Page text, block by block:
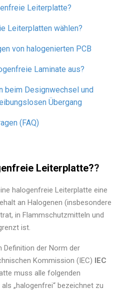
Leiterplatte?
Leiterplatten wählen?
von halogenierten PCB
Laminate aus?
beim Designwechsel und
Übergang
(FAQ)
Leiterplatte??
halogenfreie Leiterplatte eine
an Halogenen (insbesondere
in Flammschutzmitteln und
ist.
Definition der Norm der
Kommission (IEC) IEC
muss alle folgenden
„halogenfrei“ bezeichnet zu